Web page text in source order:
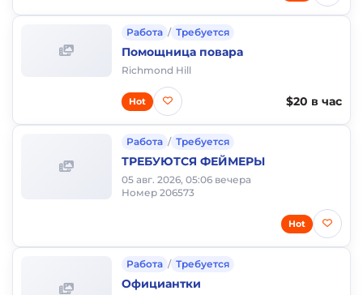
Работа / Требуется
Помощница повара
Richmond Hill
$20 в час
Hot
Работа / Требуется
ТРЕБУЮТСЯ ФЕЙМЕРЫ
05 авг. 2026, 05:06 вечера
Номер 206573
Hot
Работа / Требуется
Официантки